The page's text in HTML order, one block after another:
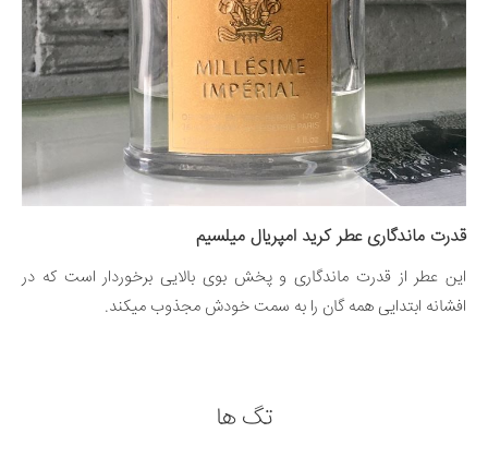
قدرت ماندگاری عطر کرید امپریال میلسیم
این عطر از قدرت ماندگاری و پخش بوی بالایی برخوردار است که در
افشانه ابتدایی همه گان را به سمت خودش مجذوب میکند.
تگ ها